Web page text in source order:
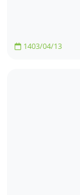
1403/04/13